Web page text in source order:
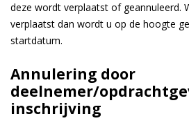
deze wordt verplaatst of geannuleerd.
verplaatst dan wordt u op de hoogte
startdatum.
Annulering door
deelnemer/
inschrijving